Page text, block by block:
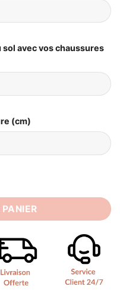
avec vos chaussures
(cm)
Taille 2019